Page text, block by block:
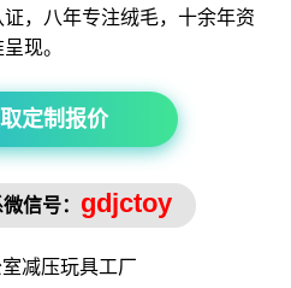
，八年专注绒毛，十余年资
现。
定制报价
信号： gdjctoy
减压玩具工厂